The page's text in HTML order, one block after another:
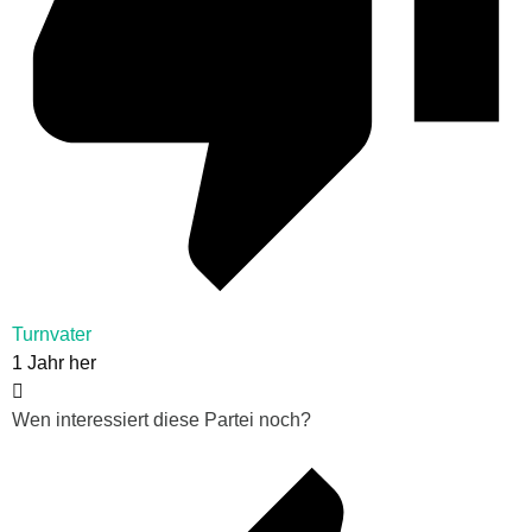
Turnvater
1 Jahr her
Wen interessiert diese Partei noch?